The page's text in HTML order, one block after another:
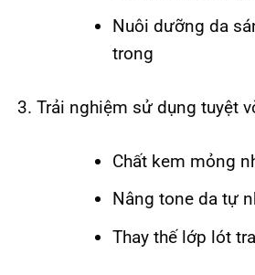
Nuôi dưỡng da
trong
Trải nghiệm sử dụng tuyệt
Chất kem mỏng
Nâng tone da tự
Thay thế lớp lót